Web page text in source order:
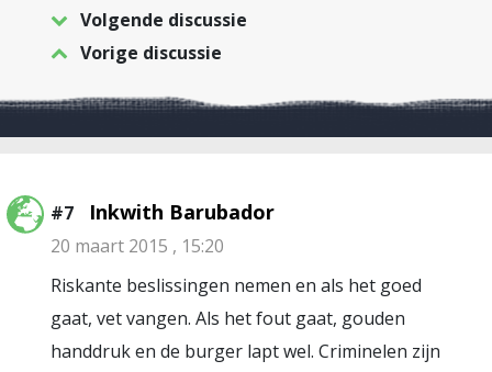
Volgende discussie
Vorige discussie
#7 Inkwith Barubador
20 maart 2015 , 15:20
Riskante beslissingen nemen en als het goed
gaat, vet vangen. Als het fout gaat, gouden
handdruk en de burger lapt wel. Criminelen zijn